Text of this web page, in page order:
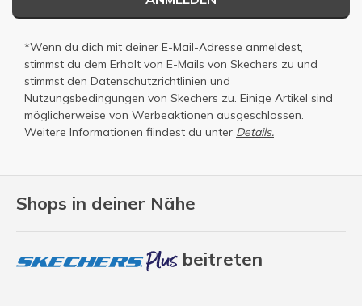
Shops in deiner Nähe
beitreten
*Wenn du dich mit deiner E-Mail-Adresse anmeldest,
stimmst du dem Erhalt von E-Mails von Skechers zu und
stimmst den Datenschutzrichtlinien und
Nutzungsbedingungen von Skechers zu. Einige Artikel sind
möglicherweise von Werbeaktionen ausgeschlossen.
Weitere Informationen fiindest du unter Details.